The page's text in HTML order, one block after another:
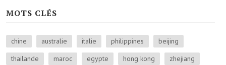
MOTS CLÉS
chine australie italie philippines
beijing
thailande
maroc egypte hong kong
zhejiang